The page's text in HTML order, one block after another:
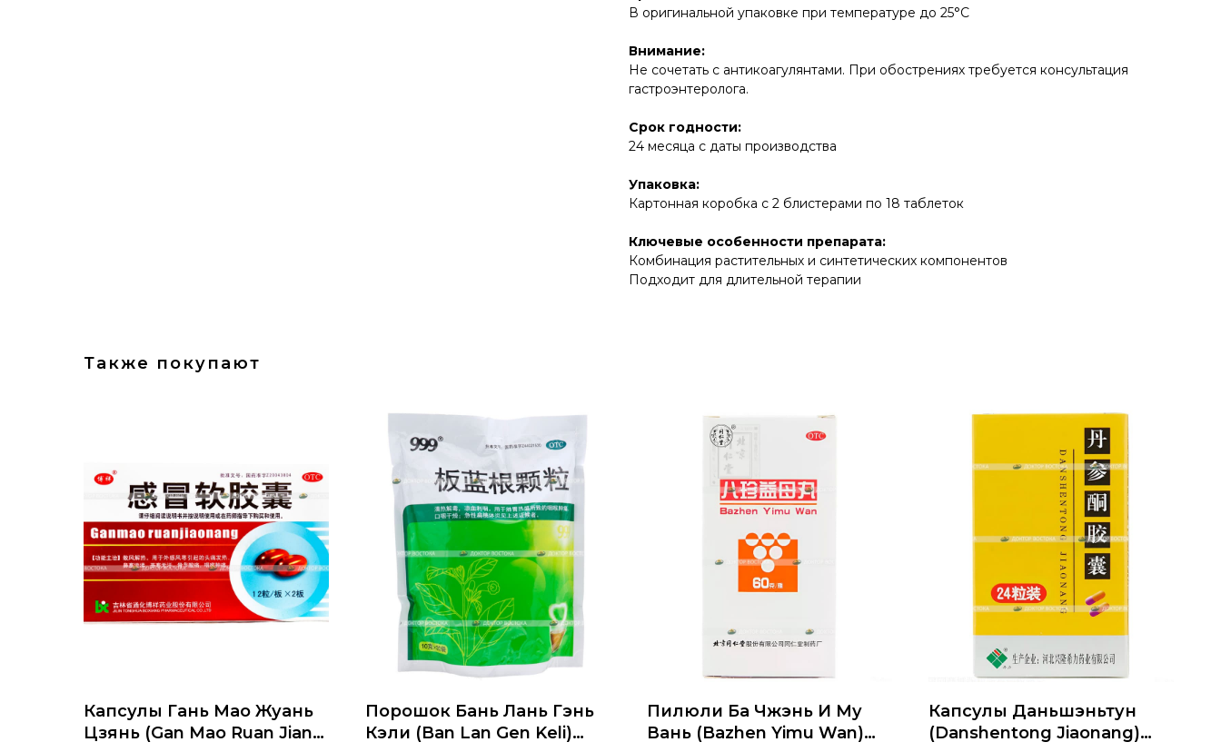
В оригинальной упаковке при температуре до 25°C
Внимание:
Не сочетать с антикоагулянтами. При обострениях требуется консультация
гастроэнтеролога.
Срок годности:
24 месяца с даты производства
Упаковка:
Картонная коробка с 2 блистерами по 18 таблеток
Ключевые особенности препарата:
Комбинация растительных и синтетических компонентов
Подходит для длительной терапии
Также покупают
Капсулы Гань Мао Жуань
Цзянь (Gan Mao Ruan Jian)
Порошок Бань Лань Гэнь
Кэли (Ban Lan Gen Keli)
Пилюли Ба Чжэнь И Му
Вань (Bazhen Yimu Wan)
Капсулы Даньшэньтун
(Danshentong Jiaonang)